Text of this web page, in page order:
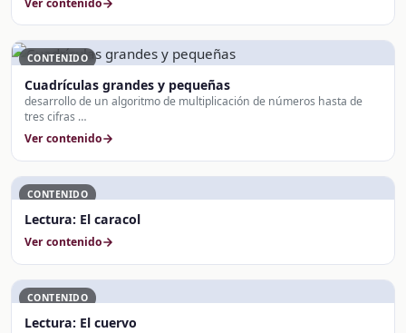
CONTENIDO
Cuadrículas grandes y pequeñas
desarrollo de un algoritmo de multiplicación de números hasta de
tres cifras …
Ver contenido
CONTENIDO
Lectura: El caracol
Ver contenido
CONTENIDO
Lectura: El cuervo